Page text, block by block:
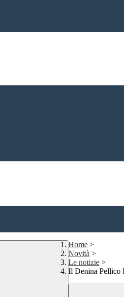
Home >
Novità >
Le notizie >
Il Denina Pellico